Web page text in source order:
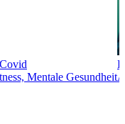
Mentale Gesundheit